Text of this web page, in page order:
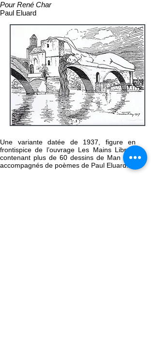
Pour René Char
Paul Eluard
Une variante datée de 1937, figure en
frontispice de l’ouvrage Les Mains Libres,
contenant plus de 60 dessins de Man Ray
accompagnés de poèmes de Paul Eluard.